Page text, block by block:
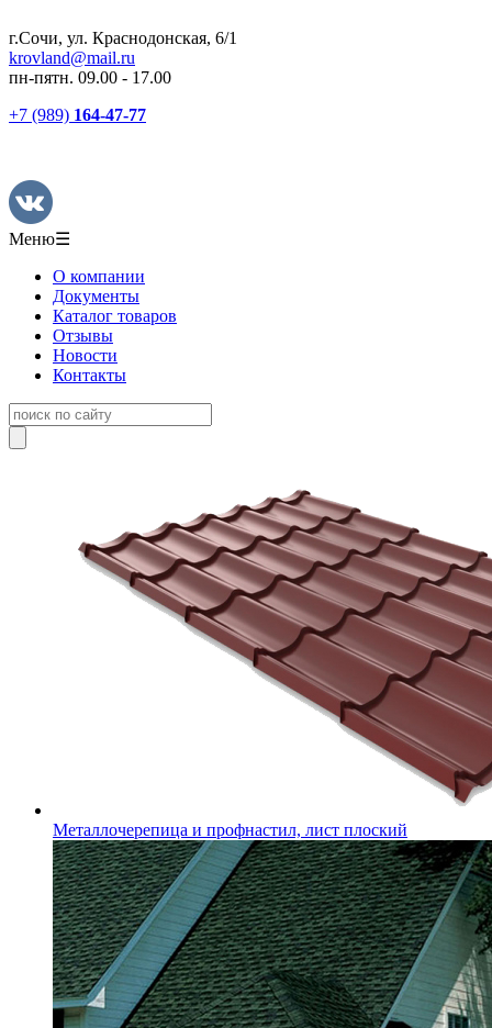
г.Сочи, ул. Краснодонская, 6/1
krovland@mail.ru
пн-пятн. 09.00 - 17.00
+7 (989) 164-47-77
Меню☰
О компании
Документы
Каталог товаров
Отзывы
Новости
Контакты
Металлочерепица и профнастил, лист плоский